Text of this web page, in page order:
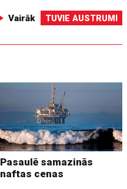
Vairāk TUVIE AUSTRUMI
Pasaulē samazinās
naftas cenas